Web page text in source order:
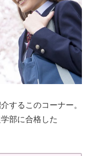
するこのコーナー。
部に合格した